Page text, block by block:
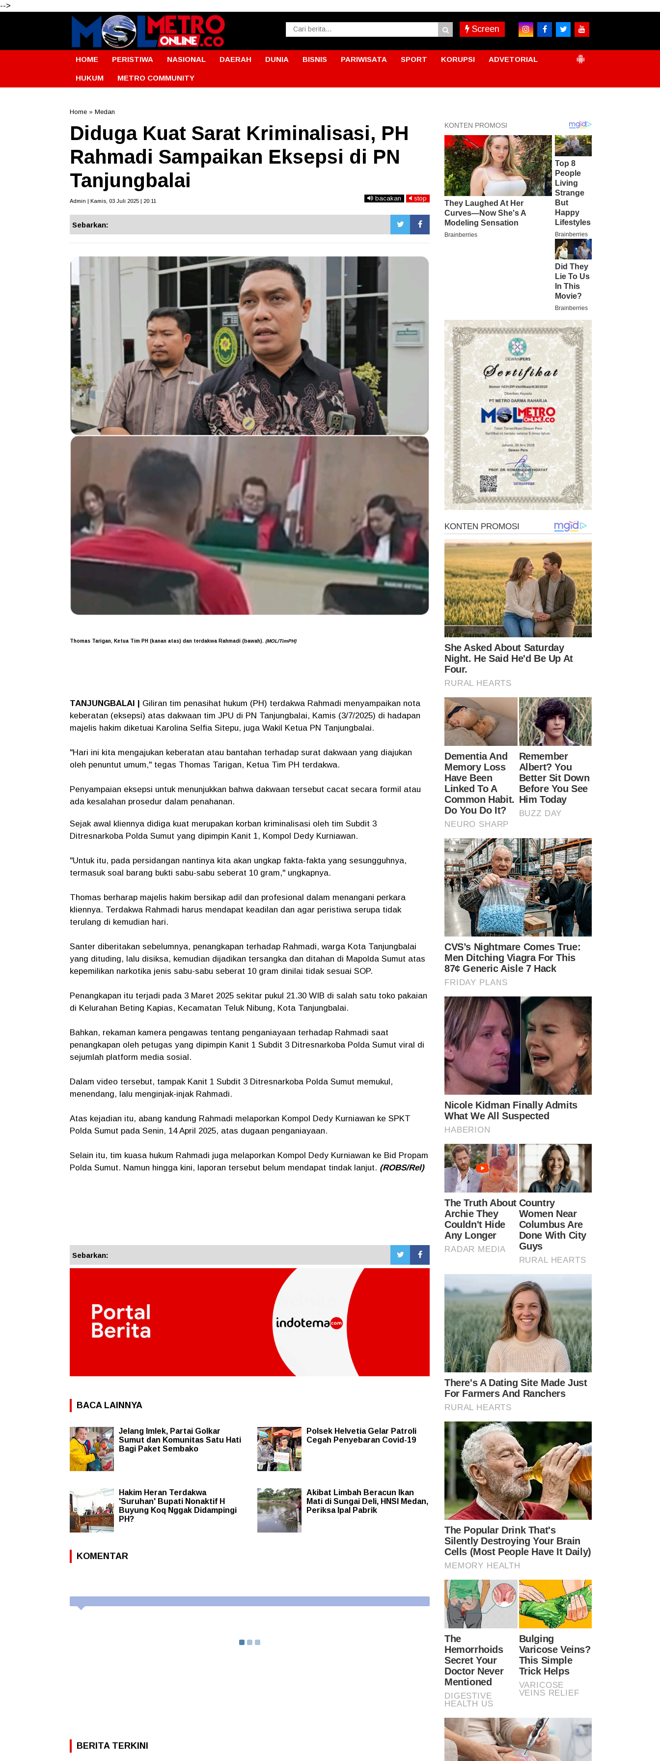
-->
Screen
HOME PERISTIWA NASIONAL DAERAH DUNIA BISNIS PARIWISATA SPORT KORUPSI ADVETORIAL
HUKUM METRO COMMUNITY
Home » Medan
Diduga Kuat Sarat Kriminalisasi, PH
Rahmadi Sampaikan Eksepsi di PN
Tanjungbalai
Admin | Kamis, 03 Juli 2025 | 20:11 bacakan stop
Sebarkan:
Thomas Tarigan, Ketua Tim PH (kanan atas) dan terdakwa Rahmadi (bawah). (MOL/TimPH)
TANJUNGBALAI | Giliran tim penasihat hukum (PH) terdakwa Rahmadi menyampaikan nota
keberatan (eksepsi) atas dakwaan tim JPU di PN Tanjungbalai, Kamis (3/7/2025) di hadapan
majelis hakim diketuai Karolina Selfia Sitepu, juga Wakil Ketua PN Tanjungbalai.
"Hari ini kita mengajukan keberatan atau bantahan terhadap surat dakwaan yang diajukan
oleh penuntut umum," tegas Thomas Tarigan, Ketua Tim PH terdakwa.
Penyampaian eksepsi untuk menunjukkan bahwa dakwaan tersebut cacat secara formil atau
ada kesalahan prosedur dalam penahanan.
Sejak awal kliennya didiga kuat merupakan korban kriminalisasi oleh tim Subdit 3
Ditresnarkoba Polda Sumut yang dipimpin Kanit 1, Kompol Dedy Kurniawan.
"Untuk itu, pada persidangan nantinya kita akan ungkap fakta-fakta yang sesungguhnya,
termasuk soal barang bukti sabu-sabu seberat 10 gram," ungkapnya.
Thomas berharap majelis hakim bersikap adil dan profesional dalam menangani perkara
kliennya. Terdakwa Rahmadi harus mendapat keadilan dan agar peristiwa serupa tidak
terulang di kemudian hari.
Santer diberitakan sebelumnya, penangkapan terhadap Rahmadi, warga Kota Tanjungbalai
yang dituding, lalu disiksa, kemudian dijadikan tersangka dan ditahan di Mapolda Sumut atas
kepemilikan narkotika jenis sabu-sabu seberat 10 gram dinilai tidak sesuai SOP.
Penangkapan itu terjadi pada 3 Maret 2025 sekitar pukul 21.30 WIB di salah satu toko pakaian
di Kelurahan Beting Kapias, Kecamatan Teluk Nibung, Kota Tanjungbalai.
Bahkan, rekaman kamera pengawas tentang penganiayaan terhadap Rahmadi saat
penangkapan oleh petugas yang dipimpin Kanit 1 Subdit 3 Ditresnarkoba Polda Sumut viral di
sejumlah platform media sosial.
Dalam video tersebut, tampak Kanit 1 Subdit 3 Ditresnarkoba Polda Sumut memukul,
menendang, lalu menginjak-injak Rahmadi.
Atas kejadian itu, abang kandung Rahmadi melaporkan Kompol Dedy Kurniawan ke SPKT
Polda Sumut pada Senin, 14 April 2025, atas dugaan penganiayaan.
Selain itu, tim kuasa hukum Rahmadi juga melaporkan Kompol Dedy Kurniawan ke Bid Propam
Polda Sumut. Namun hingga kini, laporan tersebut belum mendapat tindak lanjut. (ROBS/Rel)
Sebarkan:
BACA LAINNYA
Jelang Imlek, Partai Golkar
Sumut dan Komunitas Satu Hati
Bagi Paket Sembako
Polsek Helvetia Gelar Patroli
Cegah Penyebaran Covid-19
Hakim Heran Terdakwa
'Suruhan' Bupati Nonaktif H
Buyung Koq Nggak Didampingi
PH?
Akibat Limbah Beracun Ikan
Mati di Sungai Deli, HNSI Medan,
Periksa Ipal Pabrik
KOMENTAR
BERITA TERKINI